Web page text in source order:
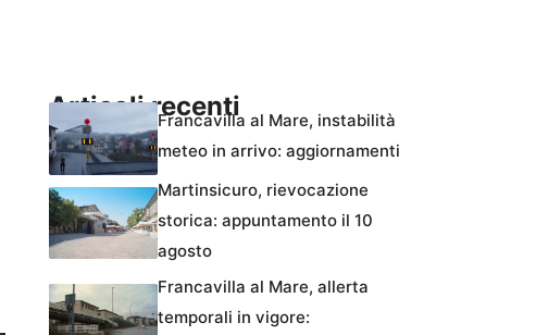
Articoli recentiFrancavilla al Mare, instabilità
meteo in arrivo: aggiornamenti
Martinsicuro, rievocazione
storica: appuntamento il 10
agosto
Francavilla al Mare, allerta
temporali in vigore: